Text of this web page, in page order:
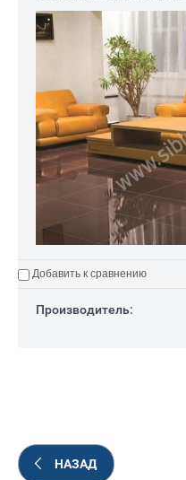
Добавить к сравнению
Производитель:
НАЗАД